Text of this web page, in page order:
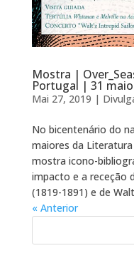
Mostra |
Portugal | 31
Mai 27, 2019 |
No bicentenário do
maiores da Literatura
mostra icono-
impacto e a receção
(1819-1891) e de
« Anterior